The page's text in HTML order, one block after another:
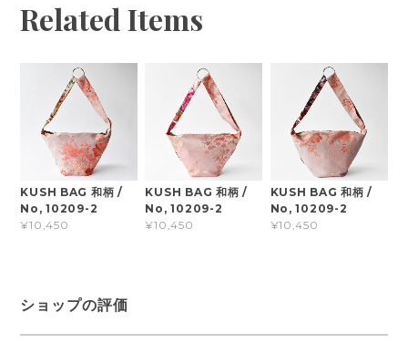
Related Items
KUSH BAG 和柄 /
No, 10209-2
¥10,450
KUSH BAG 和柄 /
No, 10209-2
¥10,450
KUSH BAG 和柄 /
No, 10209-2
¥10,450
ショップの評価